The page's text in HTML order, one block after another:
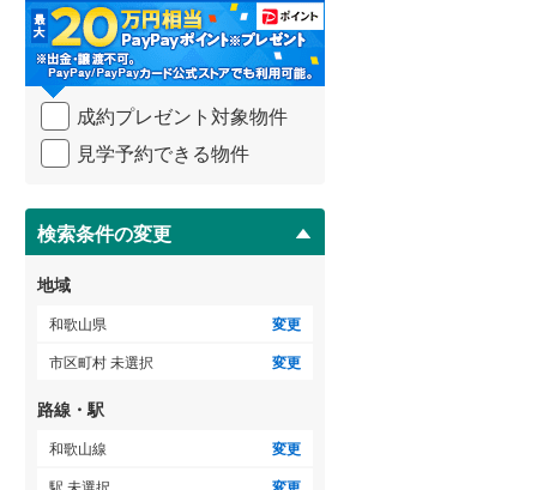
・
条
件
を
イ
ペ
ジ
に
保
存
す
る
成約プレゼント対象物件
見学予約できる物件
検索条件の変更
地域
和歌山県 変更
市区町村 未選択 変更
路線・駅
和歌山線 変更
駅 未選択